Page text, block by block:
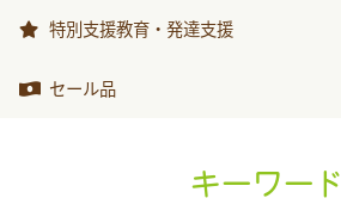
999ひきのきょうだい
特別支援教育・発達支援
特別支援教育・発達支援
セール品
キーワード